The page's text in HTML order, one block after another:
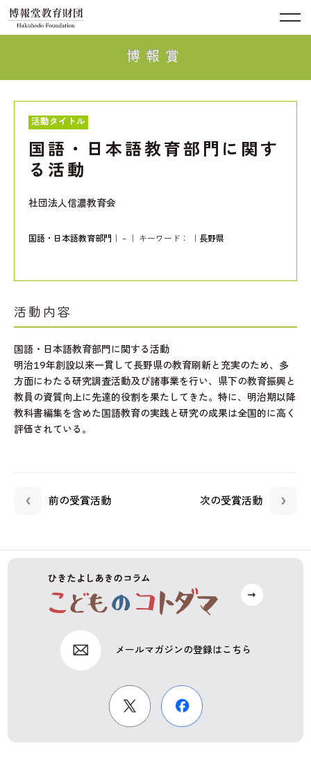
博報賞
活動タイトル
国語・日本語教育部門に関す
る活動
社団法人信濃教育会
国語・日本語教育部門 ｜－｜ キーワード： 長野県
活動内容
国語・日本語教育部門に関する活動
明治19年創設以来一貫して長野県の教育刷新と充実のため、多
方面にわたる研究調査活動及び諸事業を行い、県下の教育振興と
教員の資質向上に先達的役割を果たしてきた。特に、明治期以降
教科書編集を含めた国語教育の実践と研究の成果は全国的に高く
評価されている。
前の受賞活動 次の受賞活動
メールマガジンの登録はこちら